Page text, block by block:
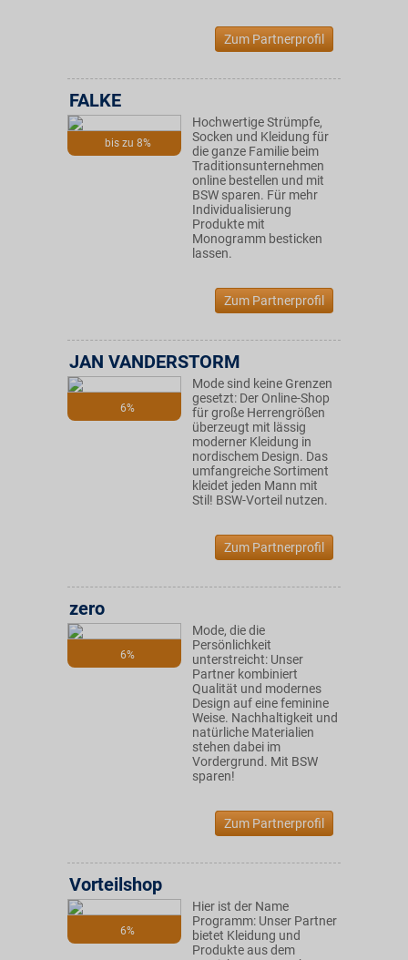
Zum Partnerprofil
bis zu 8%
FALKE
Hochwertige Strümpfe,
Socken und Kleidung für
die ganze Familie beim
Traditionsunternehmen
online bestellen und mit
BSW sparen. Für mehr
Individualisierung
Produkte mit
Monogramm besticken
lassen.
Zum Partnerprofil
6%
JAN VANDERSTORM
Mode sind keine Grenzen
gesetzt: Der Online-Shop
für große Herrengrößen
überzeugt mit lässig
moderner Kleidung in
nordischem Design. Das
umfangreiche Sortiment
kleidet jeden Mann mit
Stil! BSW-Vorteil nutzen.
Zum Partnerprofil
6%
zero
Mode, die die
Persönlichkeit
unterstreicht: Unser
Partner kombiniert
Qualität und modernes
Design auf eine feminine
Weise. Nachhaltigkeit und
natürliche Materialien
stehen dabei im
Vordergrund. Mit BSW
sparen!
Zum Partnerprofil
6%
Vorteilshop
Hier ist der Name
Programm: Unser Partner
bietet Kleidung und
Produkte aus dem